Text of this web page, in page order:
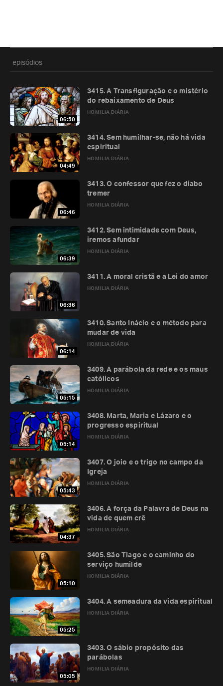
episódios
06:50
HOMILIA DIÁRIA
3415. A Transfiguração e o mistério
do rebaixamento de Deus
04:49
HOMILIA DIÁRIA
3414. Sem humilhar-se, não há vida
espiritual
06:46
HOMILIA DIÁRIA
3413. O confessor que fez o diabo
tremer
06:39
HOMILIA DIÁRIA
3412. Sem intimidade com Deus,
iremos afundar
06:36
HOMILIA DIÁRIA
3411. A moral cristã e a Lei do amor
06:14
HOMILIA DIÁRIA
3410. Santo Inácio e o método para
mudar de vida
05:15
HOMILIA DIÁRIA
3409. A parábola da rede e os maus
católicos
05:14
HOMILIA DIÁRIA
3408. Marta, Maria e Lázaro e o
progresso espiritual
05:43
HOMILIA DIÁRIA
3407. O joio e o trigo no campo da
Igreja
04:37
HOMILIA DIÁRIA
3406. A força da Palavra de Deus na
vida de quem crê
05:10
HOMILIA DIÁRIA
3405. São Tiago e o caminho do
serviço humilde
05:25
HOMILIA DIÁRIA
3404. A semeadura da vida espiritual
05:05
HOMILIA DIÁRIA
3403. O sábio propósito das
parábolas